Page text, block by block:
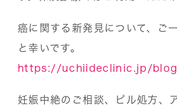
癌に関する新発見について、ご
と幸いです。
https://uchiideclinic.jp/
妊娠中絶のご相談、ピル処方、